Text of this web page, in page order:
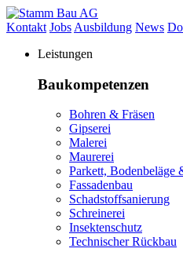
Kontakt Jobs Ausbildung News
Leistungen
Baukompetenzen
Bohren & Fräsen
Gipserei
Malerei
Maurerei
Parkett, Bodenbeläge
Fassadenbau
Schadstoffsanierung
Schreinerei
Insektenschutz
Technischer Rückbau